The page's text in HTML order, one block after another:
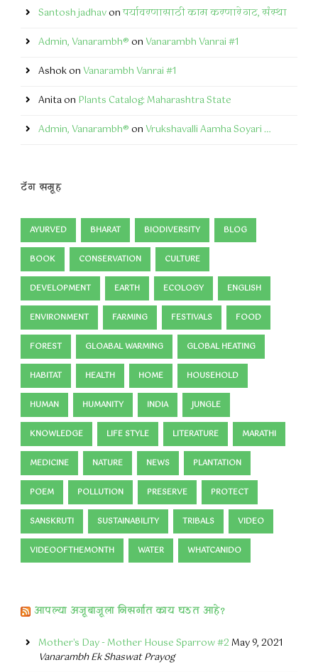
Santosh jadhavonपर्यावरणासाठी काम करणारे गट, संस्था
Admin, Vanarambh®on Vanarambh Vanrai #1
Ashokon Vanarambh Vanrai #1
Anitaon Plants Catalog: Maharashtra State
Admin, Vanarambh®on Vrukshavalli Aamha Soyari …
टॅग समूह
AYURVED BHARAT BIODIVERSITY BLOG
BOOK CONSERVATION CULTURE
DEVELOPMENT EARTH ECOLOGY ENGLISH
ENVIRONMENT FARMING FESTIVALS FOOD
FOREST GLOABAL WARMING GLOBAL HEATING
HABITAT HEALTH HOME HOUSEHOLD
HUMAN HUMANITY INDIA JUNGLE
KNOWLEDGE LIFE STYLE LITERATURE MARATHI
MEDICINE NATURE NEWS PLANTATION
POEM POLLUTION PRESERVE PROTECT
SANSKRUTI SUSTAINABILITY TRIBALS VIDEO
VIDEOOFTHEMONTH WATER WHATCANIDO
आपल्या अजूबाजूला निसर्गात काय घडत आहे?
Mother's Day - Mother House Sparrow #2May 9, 2021
Vanarambh Ek Shaswat Prayog